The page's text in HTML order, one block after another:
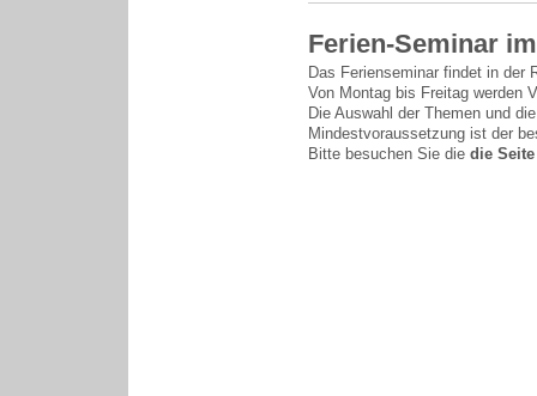
Ferien-Seminar
Das Ferienseminar findet in der
Von Montag bis Freitag werden
Die Auswahl der Themen und
Mindestvoraussetzung ist der
Bitte besuchen Sie die die